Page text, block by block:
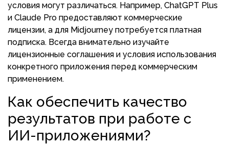
условия могут различаться. Например, ChatGPT Plus
и Claude Pro предоставляют коммерческие
лицензии, а для Midjourney потребуется платная
подписка. Всегда внимательно изучайте
лицензионные соглашения и условия использования
конкретного приложения перед коммерческим
применением.
Как обеспечить качество
результатов при работе с
ИИ-приложениями?